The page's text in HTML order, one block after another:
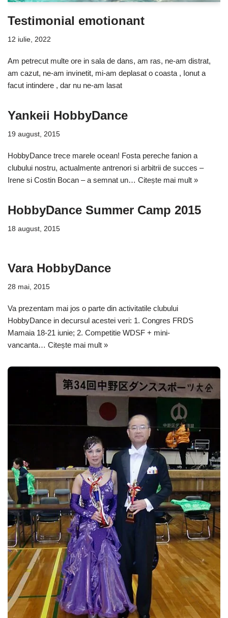
Testimonial emotionant
12 iulie, 2022
Am petrecut multe ore in sala de dans, am ras, ne-am distrat,
am cazut, ne-am invinetit, mi-am deplasat o coasta , Ionut a
facut intindere , dar nu ne-am lasat
Yankeii HobbyDance
19 august, 2015
HobbyDance trece marele ocean! Fosta pereche fanion a
clubului nostru, actualmente antrenori si arbitrii de succes –
Irene si Costin Bocan – a semnat un… Citește mai mult »
HobbyDance Summer Camp 2015
18 august, 2015
Vara HobbyDance
28 mai, 2015
Va prezentam mai jos o parte din activitatile clubului
HobbyDance in decursul acestei veri: 1. Congres FRDS
Mamaia 18-21 iunie; 2. Competitie WDSF + mini-
vancanta… Citește mai mult »